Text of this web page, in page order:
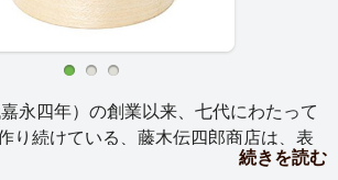
永四年）の創業以来、七代にわたって
り続けている、藤木伝四郎商店は、表
に裏付けられた確かな技術力、そして
続きを読む